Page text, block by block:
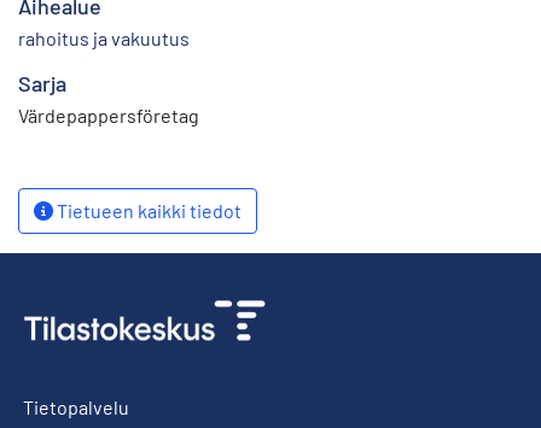
Aihealue
rahoitus ja vakuutus
Sarja
Värdepappersföretag
Tietueen kaikki tiedot
Tietopalvelu